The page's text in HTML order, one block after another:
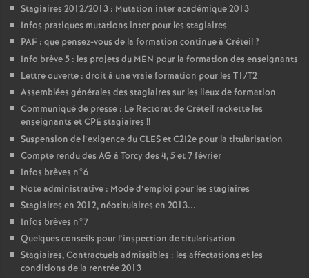
Stagiaires 2012/2013 : Mutation inter académique 2013
Infos pratiques mutations inter pour les stagiaires
PAF : que pensez-vous de la formation continue à Créteil?
Info brève 5 : les projets du MEN pour la formation des enseignants
Lettre ouverte : droit à une vraie formation pour les T1/T2
Assemblées générales des stagiaires sur les lieux de formation
Communiqué de presse : Le Rectorat de Créteil rackette les
enseignants etCPE stagiaires !!
Suspension de l’exigence duCLESet C2I2e pour la titularisation
Compte rendu des AG à Torcy des 4, 5 et 7 février
Infos brèves n°6
Note administrative : Mode d’emploi pour les stagiaires
Stagiaires en 2012, néotitulaires en 2013...
Infos brèves n°7
Quelques conseils pour l’inspection de titularisation
Stagiaires, Contractuels admissibles : les affectations et les
conditions de la rentrée 2013